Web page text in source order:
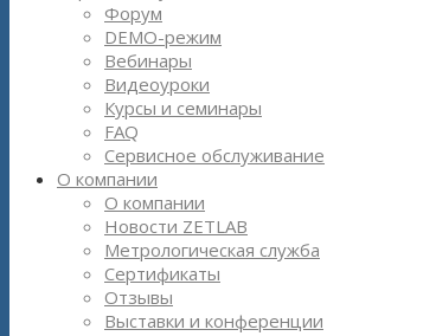
Форум
DEMO-режим
Вебинары
Видеоуроки
Курсы и семинары
FAQ
Сервисное обслуживание
О компании
О компании
Новости ZETLAB
Метрологическая служба
Сертификаты
Отзывы
Выставки и конференции